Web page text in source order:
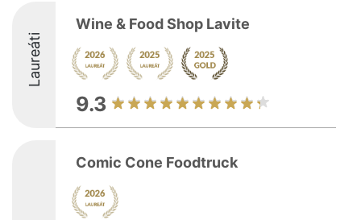
Laureáti
Wine & Food Shop Lavite
9.3
Comic Cone Foodtruck